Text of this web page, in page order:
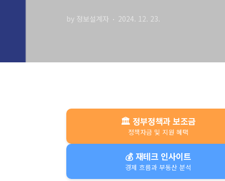
by 정보설계자 2024. 12. 23.
🏛️ 정부정책과 보조금
정책자금 및 지원 혜택
💰 재테크 인사이트
경제 흐름과 부동산 분석